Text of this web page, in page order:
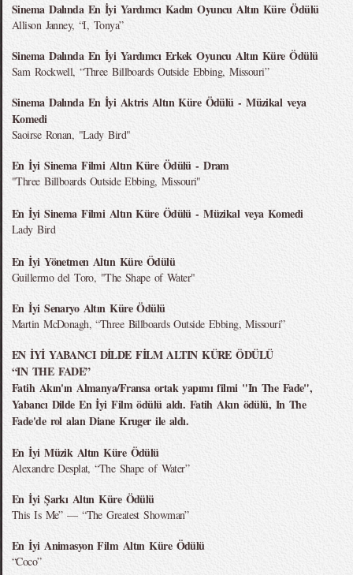
Sinema Dalında En İyi Yardımcı Kadın Oyuncu Altın Küre Ödülü
Allison Janney, “I, Tonya”
Sinema Dalında En İyi Yardımcı Erkek Oyuncu Altın Küre Ödülü
Sam Rockwell, “Three Billboards Outside Ebbing, Missouri”
Sinema Dalında En İyi Aktris Altın Küre Ödülü - Müzikal veya
Komedi
Saoirse Ronan, "Lady Bird"
En İyi Sinema Filmi Altın Küre Ödülü - Dram
"Three Billboards Outside Ebbing, Missouri"
En İyi Sinema Filmi Altın Küre Ödülü - Müzikal veya Komedi
Lady Bird
En İyi Yönetmen Altın Küre Ödülü
Guillermo del Toro, "The Shape of Water"
En İyi Senaryo Altın Küre Ödülü
Martin McDonagh, “Three Billboards Outside Ebbing, Missouri”
EN İYİ YABANCI DİLDE FİLM ALTIN KÜRE ÖDÜLÜ
“IN THE FADE”
Fatih Akın'ın Almanya/Fransa ortak yapımı filmi "In The Fade",
Yabancı Dilde En İyi Film ödülü aldı. Fatih Akın ödülü, In The
Fade'de rol alan Diane Kruger ile aldı.
En İyi Müzik Altın Küre Ödülü
Alexandre Desplat, “The Shape of Water”
En İyi Şarkı Altın Küre Ödülü
This Is Me” — “The Greatest Showman”
En İyi Animasyon Film Altın Küre Ödülü
“Coco”